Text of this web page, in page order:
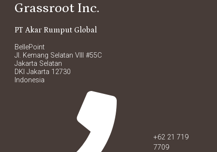
Grassroot Inc.
PT Akar Rumput Global
BellePoint
Jl. Kemang Selatan VIII #55C
Jakarta Selatan
DKI Jakarta 12730
Indonesia
+62 21 719
7709